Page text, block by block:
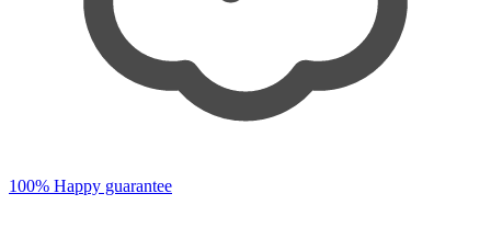
100% Happy guarantee